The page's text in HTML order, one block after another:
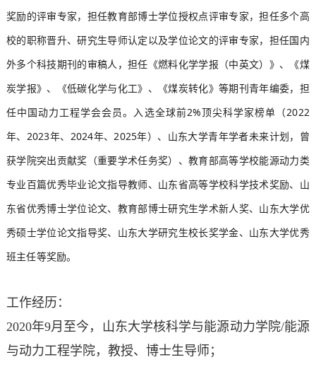
奖励的评审专家，担任教育部博士学位授权点评审专家，担任多个高
校的职称晋升、研究生导师认定以及学位论文的评审专家， 担任国内
外多个科技期刊的审稿人，担任《燃料化学学报（中英文）》、《煤
炭学报》、《低碳化学与化工》、《煤炭转化》等期刊青年编委，担
任中国动力工程学会会员。入选全球前2%顶尖科学家榜单（2022
年、2023年、2024年、2025年）
、 山东大学青年学者未来计划，曾
获学院突出贡献奖（重要学术任务奖）、教育部高等学校能源动力类
专业百篇优秀毕业论文指导教师、山东省高等学校科学技术奖励、山
东省优秀博士学位论文、教育部博士研究生学术新人奖、山东大学优
秀硕士学位论文指导奖、山东大学研究生校长奖学金、山东大学优秀
班主任等奖励。
工作经历：
2020年9月至今，山东大学核科学与能源动力学院/能源
与动力工程学院，教授、博士生导师；